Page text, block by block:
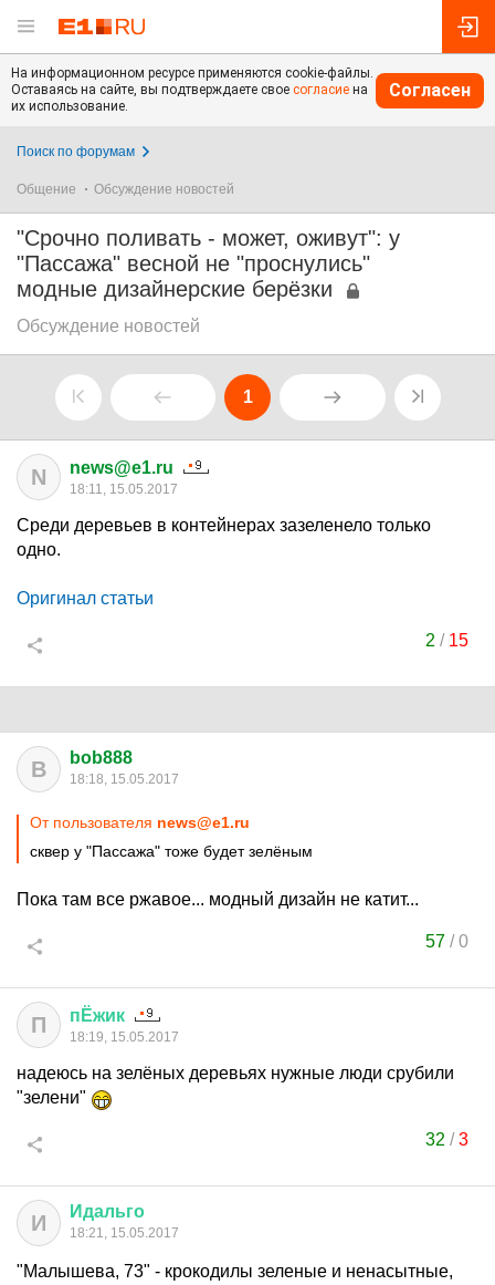
На информационном ресурсе применяются cookie-файлы.
Оставаясь на сайте, вы подтверждаете свое согласие на
их использование.
Согласен
Поиск по форумам
Общение Обсуждение новостей
"Срочно поливать - может, оживут": у
"Пассажа" весной не "проснулись"
модные дизайнерские берёзки
Обсуждение новостей
1
N news@e1.ru
18:11, 15.05.2017
Среди деревьев в контейнерах зазеленело только
одно.
Оригинал статьи
2 / 15
B bob888
18:18, 15.05.2017
От пользователя news@e1.ru
сквер у "Пассажа" тоже будет зелёным
Пока там все ржавое... модный дизайн не катит...
57 /0
П пЁжик
18:19, 15.05.2017
надеюсь на зелёных деревьях нужные люди срубили
"зелени"
32 /3
И Идальго
18:21, 15.05.2017
"Малышева, 73" - крокодилы зеленые и ненасытные,